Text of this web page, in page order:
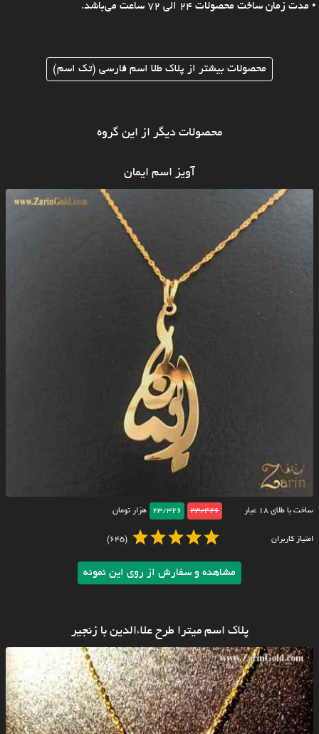
• مدت زمان ساخت محصولات 24 الی 72 ساعت می‌باشد.
محصولات بیشتر از پلاک طلا اسم فارسی (تک اسم)
محصولات دیگر از این گروه
آویز اسم ایمان
ساخت با طلای ۱۸ عیار 23/426
23/326 هزار تومان
امتیاز کاربران (645)
مشاهده و سفارش از روی این نمونه
پلاک اسم میترا طرح علاءالدین با زنجیر